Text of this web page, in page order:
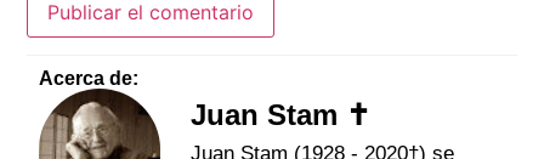
Acerca de:
Juan Stam ✝
Juan Stam (1928 - 2020†) se